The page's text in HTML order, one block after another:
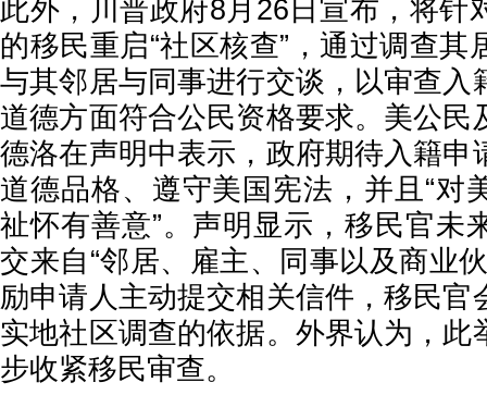
此外，川普政府8月26日宣布，将针
的移民重启“社区核查”，通过调查其
与其邻居与同事进行交谈，以审查入
道德方面符合公民资格要求。美公民
德洛在声明中表示，政府期待入籍申
道德品格、遵守美国宪法，并且“对
祉怀有善意”。声明显示，移民官未
交来自“邻居、雇主、同事以及商业
励申请人主动提交相关信件，移民官
实地社区调查的依据。外界认为，此
步收紧移民审查。